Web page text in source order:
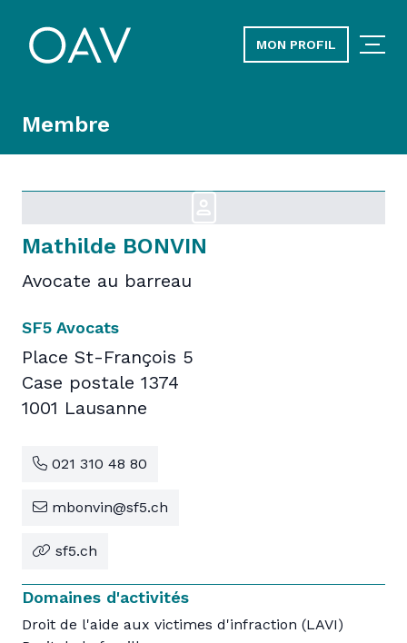
MON PROFIL
Membre
Mathilde BONVIN
Avocate au barreau
SF5 Avocats
Place St-François 5
Case postale 1374
1001 Lausanne
021 310 48 80
mbonvin@sf5.ch
sf5.ch
Domaines d'activités
Droit de l'aide aux victimes d'infraction (LAVI)